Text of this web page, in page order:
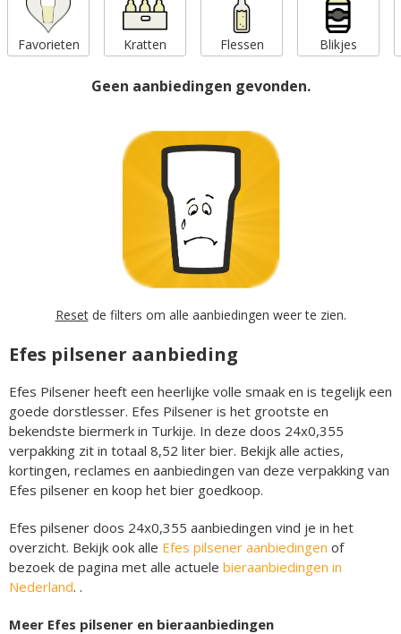
Favorieten Kratten Flessen Blikjes
Geen aanbiedingen gevonden.
Resetde filters om alle aanbiedingen weer te zien.
Efes pilsener aanbieding
Efes Pilsener heeft een heerlijke volle smaak en is tegelijk een
goede dorstlesser. Efes Pilsener is het grootste en
bekendste biermerk in Turkije. In deze doos 24x0,355
verpakking zit in totaal 8,52 liter bier. Bekijk alle acties,
kortingen, reclames en aanbiedingen van deze verpakking van
Efes pilsener en koop het bier goedkoop.
Efes pilsener doos 24x0,355 aanbiedingen vind je in het
overzicht. Bekijk ook alle Efes pilsener aanbiedingen of
bezoek de pagina met alle actuele bieraanbiedingen in
Nederland. .
Meer Efes pilsener en bieraanbiedingen